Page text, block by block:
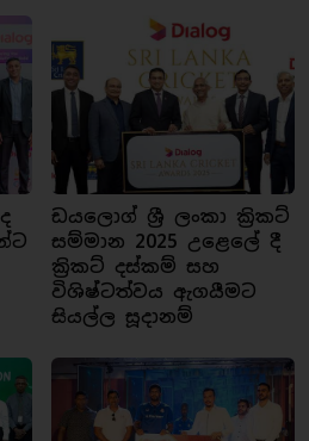
ඩයලොග් ශ්‍රී ලංකා ක්‍රිකට්
සම්මාන 2025 උළෙලේ දී
ක්‍රිකට් දස්කම් සහ
විශිෂ්ටත්වය ඇගයීමට
සියල්ල සූදානම්